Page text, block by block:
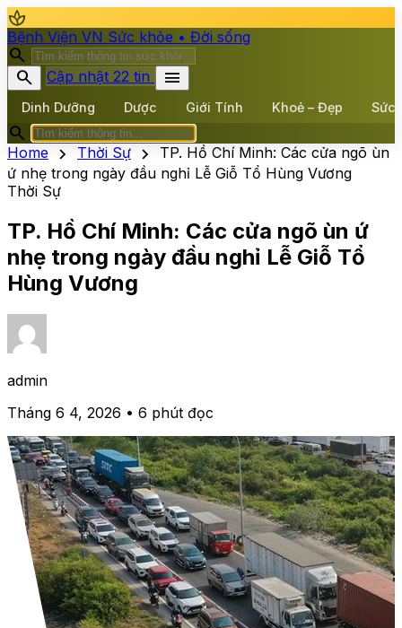
spa
Bệnh Viện VN Sức khỏe • Đời sống
search
search
Cập nhật 22 tin menu
Dinh Dưỡng Dược Giới Tính Khoẻ – Đẹp Sức
search
Home chevron_right Thời Sự chevron_right
TP. Hồ Chí Minh: Các cửa ngõ ùn
ứ nhẹ trong ngày đầu nghỉ Lễ Giỗ Tổ Hùng Vương
Thời Sự
TP. Hồ Chí Minh: Các cửa ngõ ùn ứ
nhẹ trong ngày đầu nghỉ Lễ Giỗ Tổ
Hùng Vương
admin
Tháng 6 4, 2026 • 6 phút đọc